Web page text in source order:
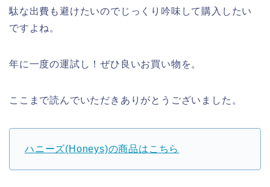
駄な出費も避けたいのでじっくり吟味して購入したい
ですよね。
年に一度の運試し！ぜひ良いお買い物を。
ここまで読んでいただきありがとうございました。
ハニーズ(Honeys)の商品はこちら